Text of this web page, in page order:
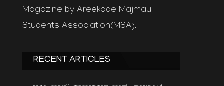
Magazine by Areekode Majmau
Students Association(MSA).
RECENT ARTICLES